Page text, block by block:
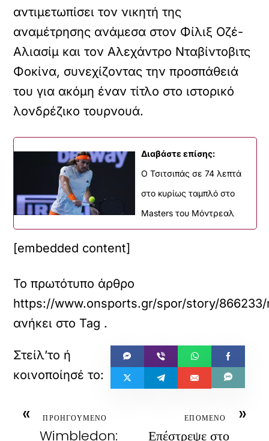
αντιμετωπίσει τον νικητή της
αναμέτρησης ανάμεσα στον Φίλιξ Οζέ-
Αλιασίμ και τον Αλεχάντρο Νταβίντοβιτς
Φοκίνα, συνεχίζοντας την προσπάθειά
του για ακόμη έναν τίτλο στο ιστορικό
λονδρέζικο τουρνουά.
Διαβάστε επίσης:
Ο Τσιτσιπάς σε 74 λεπτά
στο κυρίως ταμπλό στο
Masters του Μόντρεαλ
[embedded content]
Το πρωτότυπο άρθρο
https://www.onsports.gr/spor/story/
ανήκει στο Tag .
« ΠΡΟΗΓΟΥΜΕΝΟ
Wimbledon:
»
ΕΠΟΜΕΝΟ
Επέστρεψε στο